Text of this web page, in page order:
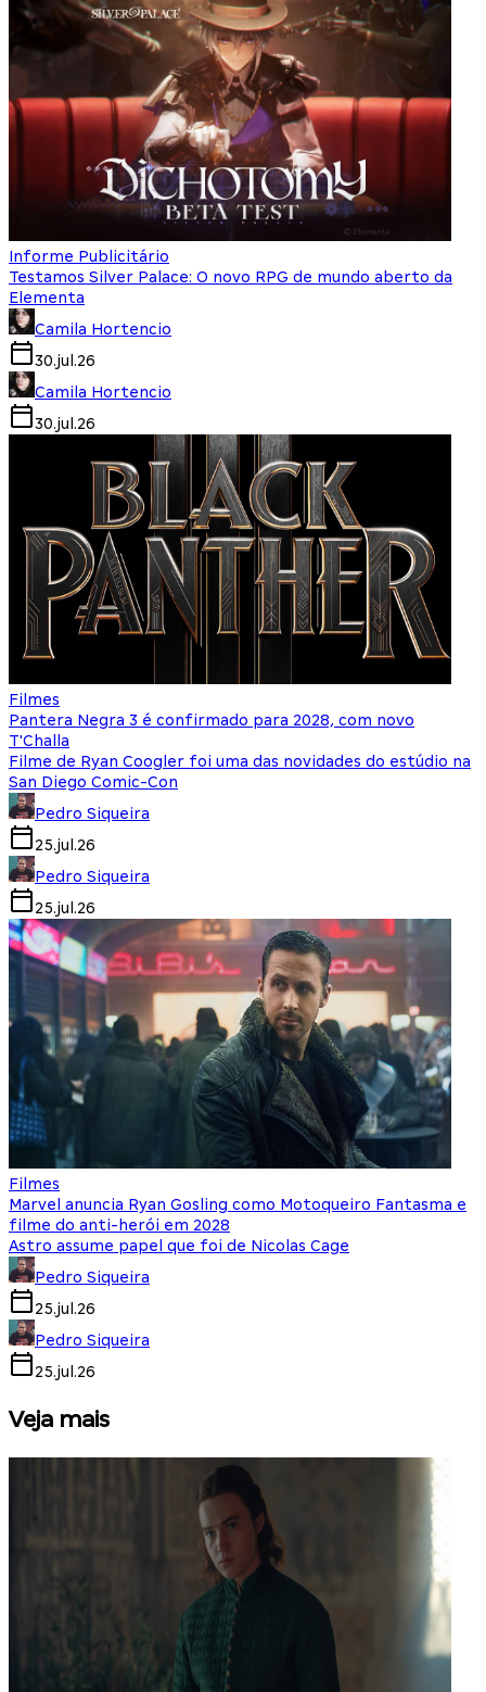
Informe Publicitário
Testamos Silver Palace: O novo RPG de mundo aberto da
Elementa
Camila Hortencio
30.jul.26
Camila Hortencio
30.jul.26
Filmes
Pantera Negra 3 é confirmado para 2028, com novo
T'Challa
Filme de Ryan Coogler foi uma das novidades do estúdio na
San Diego Comic-Con
Pedro Siqueira
25.jul.26
Pedro Siqueira
25.jul.26
Filmes
Marvel anuncia Ryan Gosling como Motoqueiro Fantasma e
filme do anti-herói em 2028
Astro assume papel que foi de Nicolas Cage
Pedro Siqueira
25.jul.26
Pedro Siqueira
25.jul.26
Veja mais